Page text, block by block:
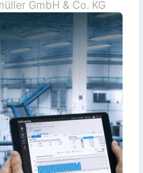
GmbH & Co. KG